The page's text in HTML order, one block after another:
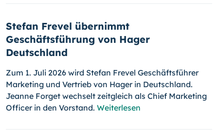
Stefan Frevel übernimmt
Geschäftsführung von Hager
Deutschland
Zum 1. Juli 2026 wird Stefan Frevel Geschäftsführer
Marketing und Vertrieb von Hager in Deutschland.
Jeanne Forget wechselt zeitgleich als Chief Marketing
Officer in den Vorstand. Weiterlesen